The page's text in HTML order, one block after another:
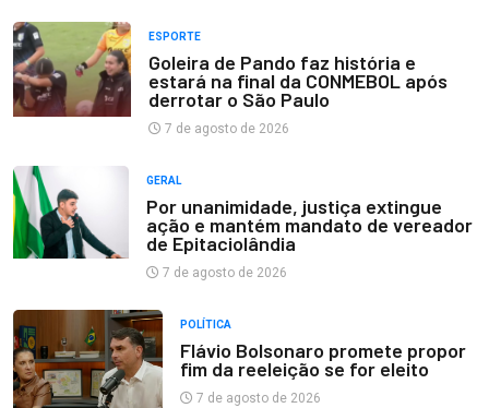
ESPORTE
Goleira de Pando faz história e
estará na final da CONMEBOL após
derrotar o São Paulo
7 de agosto de 2026
GERAL
Por unanimidade, justiça extingue
ação e mantém mandato de vereador
de Epitaciolândia
7 de agosto de 2026
POLÍTICA
Flávio Bolsonaro promete propor
fim da reeleição se for eleito
7 de agosto de 2026